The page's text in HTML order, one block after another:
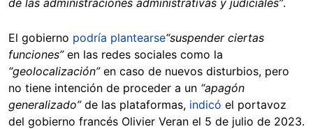
El gobierno podría plantearse“suspender ciertas
funciones”en las redes sociales como la
“geolocalización”en caso de nuevos disturbios, pero
no tiene intención de proceder a un “apagón
generalizado”de las plataformas, indicó el portavoz
del gobierno francés Olivier Veran el 5 de julio de 2023.